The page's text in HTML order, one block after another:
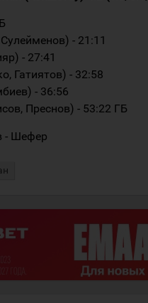
- 21:11
- 27:41
Гатиятов) - 32:58
- 36:56
Преснов) - 53:22 ГБ
- Шефер